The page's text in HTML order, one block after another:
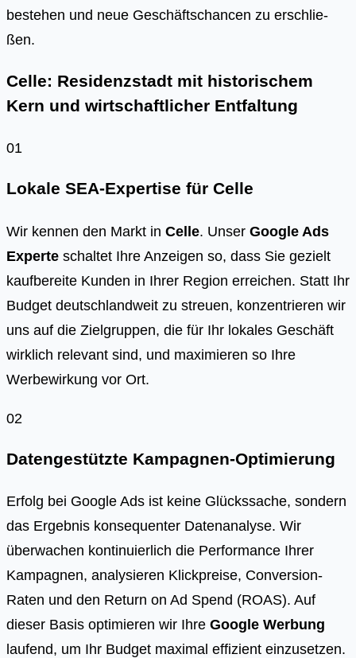
bestehen und neue Geschäfts­chan­cen zu erschlie­
ßen.
Celle: Residenzstadt mit historischem
Kern und wirtschaftlicher Entfaltung
01
Lokale SEA-Expertise für Celle
Wir kennen den Markt in Celle. Unser Google Ads
Experte schaltet Ihre Anzeigen so, dass Sie gezielt
kaufbereite Kunden in Ihrer Region erreichen. Statt Ihr
Budget deutschlandweit zu streuen, konzentrieren wir
uns auf die Zielgruppen, die für Ihr lokales Geschäft
wirklich relevant sind, und maximieren so Ihre
Werbewirkung vor Ort.
02
Datengestützte Kampagnen-Optimierung
Erfolg bei Google Ads ist keine Glückssache, sondern
das Ergebnis konsequenter Datenanalyse. Wir
überwachen kontinuierlich die Performance Ihrer
Kampagnen, analysieren Klickpreise, Conversion-
Raten und den Return on Ad Spend (ROAS). Auf
dieser Basis optimieren wir Ihre Google Werbung
laufend, um Ihr Budget maximal effizient einzusetzen.